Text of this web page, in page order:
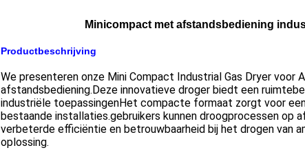
Minicompact met afstandsbediening
Productbeschrijving
We presenteren onze Mini Compact Industrial Gas Dryer voor
afstandsbediening.Deze innovatieve droger biedt een
industriële toepassingenHet compacte formaat zorgt voor
bestaande installaties.gebruikers kunnen droogprocessen op
verbeterde efficiëntie en betrouwbaarheid bij het drogen van
oplossing.